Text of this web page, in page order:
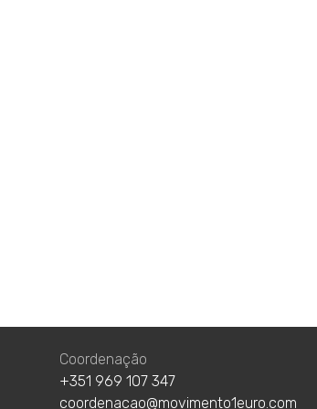
Coordenação
+351 969 107 347
coordenacao@movimento1euro.com